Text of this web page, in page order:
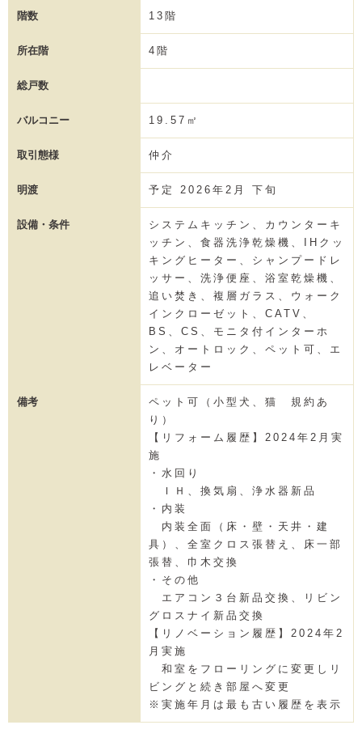
階数 13階
所在階 4階
総戸数
バルコニー 19.57㎡
取引態様 仲介
明渡 予定 2026年2月 下旬
設備・条件
システムキッチン、カウンターキ
ッチン、食器洗浄乾燥機、IHクッ
キングヒーター、シャンプードレ
ッサー、洗浄便座、浴室乾燥機、
追い焚き、複層ガラス、ウォーク
インクローゼット、CATV、
BS、CS、モニタ付インターホ
ン、オートロック、ペット可、エ
レベーター
備考
ペット可（小型犬、猫 規約あ
り）
【リフォーム履歴】2024年2月実
施
・水回り
ＩＨ、換気扇、浄水器新品
・内装
内装全面（床・壁・天井・建
具）、全室クロス張替え、床一部
張替、巾木交換
・その他
エアコン３台新品交換、リビン
グロスナイ新品交換
【リノベーション履歴】2024年2
月実施
和室をフローリングに変更しリ
ビングと続き部屋へ変更
※実施年月は最も古い履歴を表示